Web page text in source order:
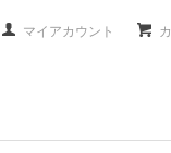
マイアカウント